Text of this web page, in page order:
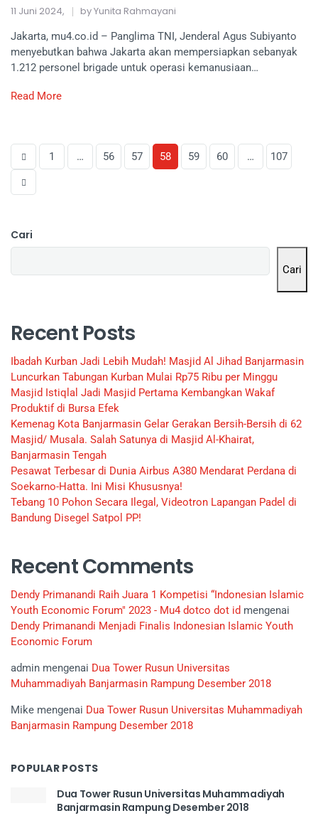
11 Juni 2024, by Yunita Rahmayani
Jakarta, mu4.co.id – Panglima TNI, Jenderal Agus Subiyanto
menyebutkan bahwa Jakarta akan mempersiapkan sebanyak
1.212 personel brigade untuk operasi kemanusiaan…
Read More
1 … 56 57 58 59 60 … 107
Cari
Cari
Recent Posts
Ibadah Kurban Jadi Lebih Mudah! Masjid Al Jihad Banjarmasin
Luncurkan Tabungan Kurban Mulai Rp75 Ribu per Minggu
Masjid Istiqlal Jadi Masjid Pertama Kembangkan Wakaf
Produktif di Bursa Efek
Kemenag Kota Banjarmasin Gelar Gerakan Bersih-Bersih di 62
Masjid/ Musala. Salah Satunya di Masjid Al-Khairat,
Banjarmasin Tengah
Pesawat Terbesar di Dunia Airbus A380 Mendarat Perdana di
Soekarno-Hatta. Ini Misi Khususnya!
Tebang 10 Pohon Secara Ilegal, Videotron Lapangan Padel di
Bandung Disegel Satpol PP!
Recent Comments
Dendy Primanandi Raih Juara 1 Kompetisi “Indonesian Islamic
Youth Economic Forum" 2023 - Mu4 dotco dot id mengenai
Dendy Primanandi Menjadi Finalis Indonesian Islamic Youth
Economic Forum
admin mengenai Dua Tower Rusun Universitas
Muhammadiyah Banjarmasin Rampung Desember 2018
Mike mengenai Dua Tower Rusun Universitas Muhammadiyah
Banjarmasin Rampung Desember 2018
POPULAR POSTS
Dua Tower Rusun Universitas Muhammadiyah
Banjarmasin Rampung Desember 2018